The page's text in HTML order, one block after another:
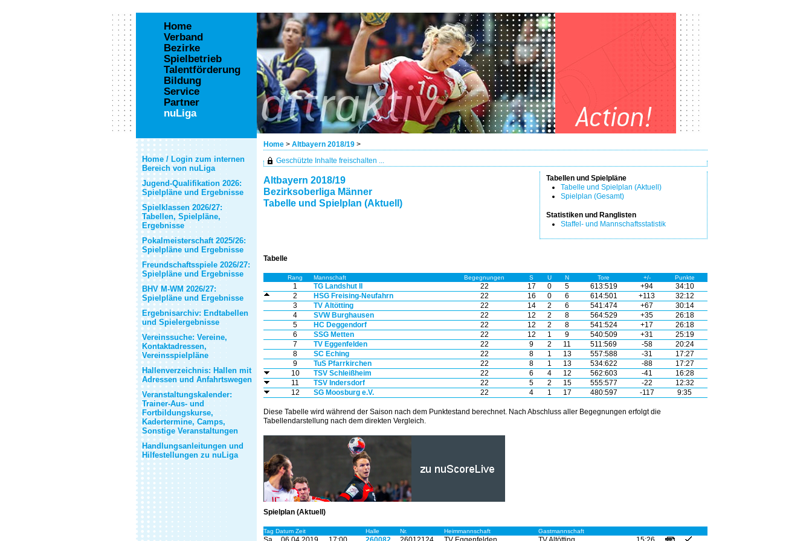
Home > Altbayern 2018/19 >
Home
Verband
Bezirke
Spielbetrieb
Talentförderung
Bildung
Service
Partner
nuLiga
Home / Login zum internen
Bereich von nuLiga
Jugend-Qualifikation 2026:
Spielpläne und Ergebnisse
Spielklassen 2026/27:
Tabellen, Spielpläne,
Ergebnisse
Pokalmeisterschaft 2025/26:
Spielpläne und Ergebnisse
Freundschaftsspiele 2026/27:
Spielpläne und Ergebnisse
BHV M-WM 2026/27:
Spielpläne und Ergebnisse
Ergebnisarchiv: Endtabellen
und Spielergebnisse
Vereinssuche: Vereine,
Kontaktadressen,
Vereinsspielpläne
Hallenverzeichnis: Hallen mit
Adressen und Anfahrtswegen
Veranstaltungskalender:
Trainer-Aus- und
Fortbildungskurse,
Kadertermine, Camps,
Sonstige Veranstaltungen
Handlungsanleitungen und
Hilfestellungen zu nuLiga
Geschützte Inhalte freischalten ...
Altbayern 2018/19
Bezirksoberliga Männer
Tabelle und Spielplan (Aktuell)
Tabellen und Spielpläne
Tabelle und Spielplan (Aktuell)
Spielplan (Gesamt)
Statistiken und Ranglisten
Staffel- und Mannschaftsstatistik
Tabelle
Rang Mannschaft Begegnungen S U N Tore +/- Punkte
1 TG Landshut II 22 17 0 5 613:519 +94
34:10
2
HSG Freising-Neufahrn 22 16 0 6 614:501 +113
32:12
3
TV Altötting 22 14 2 6 541:474 +67
30:14
4
SVW Burghausen 22 12 2 8 564:529 +35
26:18
5
HC Deggendorf 22 12 2 8 541:524 +17
26:18
6
SSG Metten 22 12 1 9 540:509 +31
25:19
7
TV Eggenfelden 22 9 2 11 511:569 -58
20:24
8
SC Eching 22 8 1 13 557:588 -31
17:27
9
TuS Pfarrkirchen 22 8 1 13 534:622 -88
17:27
10
TSV Schleißheim 22 6 4 12 562:603 -41
16:28
11
TSV Indersdorf 22 5 2 15 555:577 -22
12:32
12
SG Moosburg e.V. 22 4 1 17 480:597 -117 9:35
Diese Tabelle wird während der Saison nach dem Punktestand berechnet. Nach Abschluss aller Begegnungen erfolgt die
Tabellendarstellung nach dem direkten Vergleich.
Spielplan (Aktuell)
Tag Datum Zeit Halle Nr. Heimmannschaft Gastmannschaft